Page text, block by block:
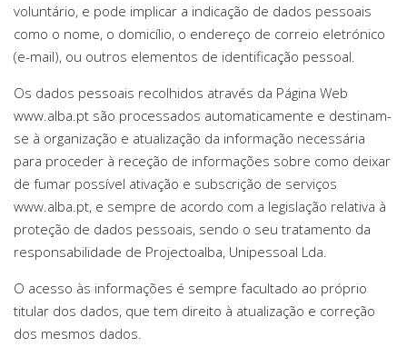
voluntário, e pode implicar a indicação de dados pessoais
como o nome, o domicílio, o endereço de correio eletrónico
(e-mail), ou outros elementos de identificação pessoal.
Os dados pessoais recolhidos através da Página Web
www.alba.pt são processados automaticamente e destinam-
se à organização e atualização da informação necessária
para proceder à receção de informações sobre como deixar
de fumar possível ativação e subscrição de serviços
www.alba.pt, e sempre de acordo com a legislação relativa à
proteção de dados pessoais, sendo o seu tratamento da
responsabilidade de Projectoalba, Unipessoal Lda.
O acesso às informações é sempre facultado ao próprio
titular dos dados, que tem direito à atualização e correção
dos mesmos dados.